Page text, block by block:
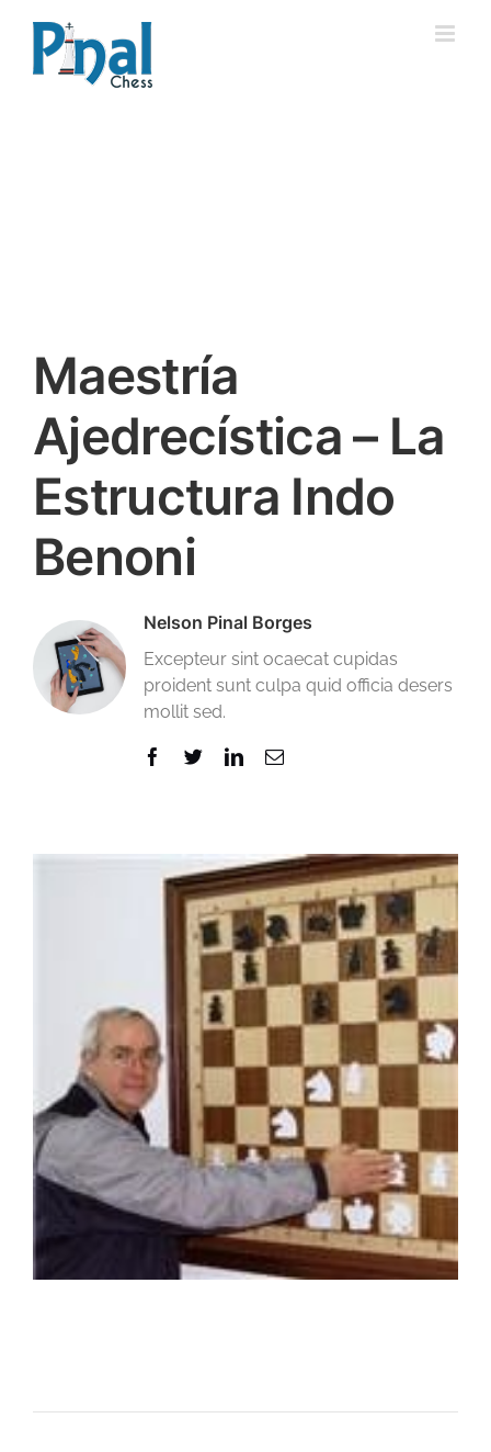
contenido
Maestría
Ajedrecística – La
Estructura Indo
Benoni
Nelson Pinal Borges
Excepteur sint ocaecat cupidas
proident sunt culpa quid officia desers
mollit sed.